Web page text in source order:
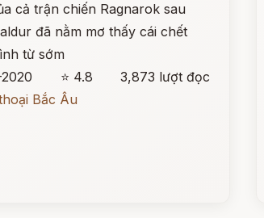
cả trận chiến Ragnarok sau
đã nằm mơ thấy cái chết
từ sớm
⭐ 4.8
3,873 lượt đọc
Bắc Âu